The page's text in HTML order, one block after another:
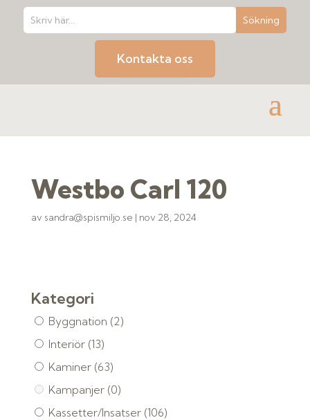
Kontakta oss
Westbo Carl 120
av sandra@spismiljo.se | nov 28, 2024
Kategori
Byggnation (2)
Interiör (13)
Kaminer (63)
Kampanjer (0)
Kassetter/Insatser (106)